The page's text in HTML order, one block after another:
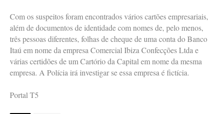
Com os suspeitos foram encontrados vários cartões empresariais,
além de documentos de identidade com nomes de, pelo menos,
três pessoas diferentes, folhas de cheque de uma conta do Banco
Itaú em nome da empresa Comercial Ibiza Confecções Ltda e
várias certidões de um Cartório da Capital em nome da mesma
empresa. A Polícia irá investigar se essa empresa é fictícia.
Portal T5